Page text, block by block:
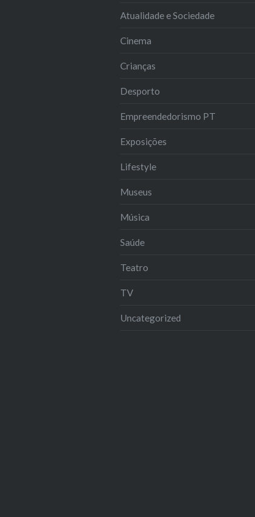
Atualidade e Sociedade
Cinema
Crianças
Desporto
Empreendedorismo PT
Exposições
Lifestyle
Museus
Música
Saúde
Teatro
TV
Uncategorized